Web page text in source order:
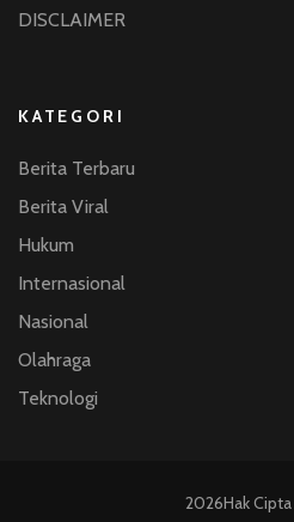
DISCLAIMER
KATEGORI
Berita Terbaru
Berita Viral
Hukum
Internasional
Nasional
Olahraga
Teknologi
2026Hak Cipta